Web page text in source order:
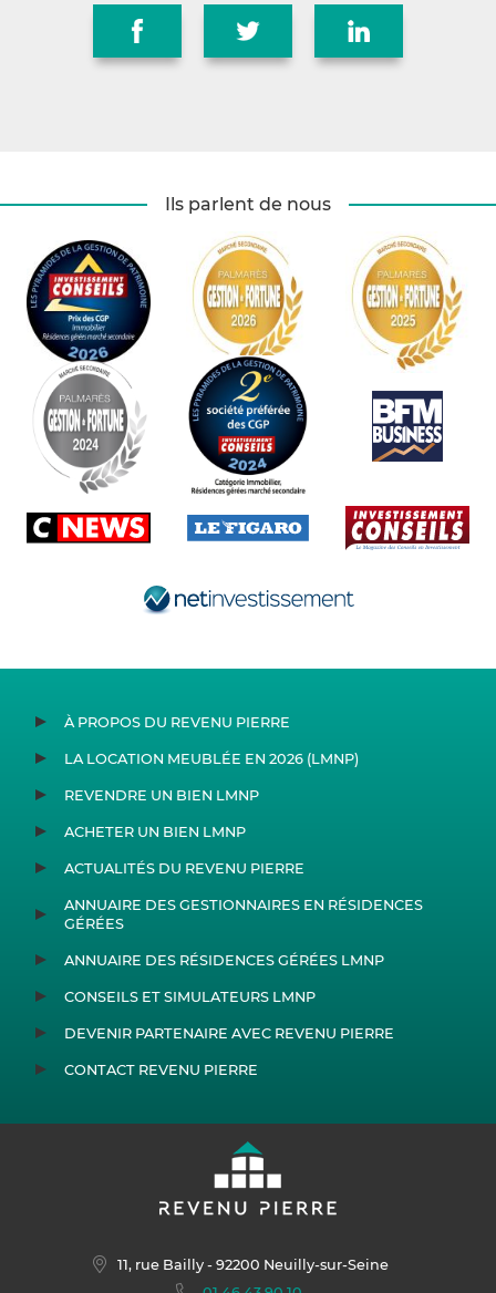
Ils parlent de nous
À PROPOS DU REVENU PIERRE
LA LOCATION MEUBLÉE EN 2026 (LMNP)
REVENDRE UN BIEN LMNP
ACHETER UN BIEN LMNP
ACTUALITÉS DU REVENU PIERRE
ANNUAIRE DES GESTIONNAIRES EN RÉSIDENCES
GÉRÉES
ANNUAIRE DES RÉSIDENCES GÉRÉES LMNP
CONSEILS ET SIMULATEURS LMNP
DEVENIR PARTENAIRE AVEC REVENU PIERRE
CONTACT REVENU PIERRE
11, rue Bailly- 92200 Neuilly-sur-Seine